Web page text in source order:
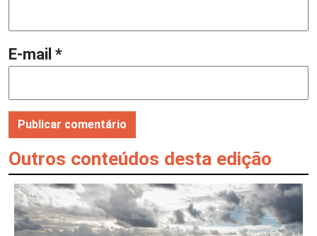
E-mail *
Outros conteúdos desta edição